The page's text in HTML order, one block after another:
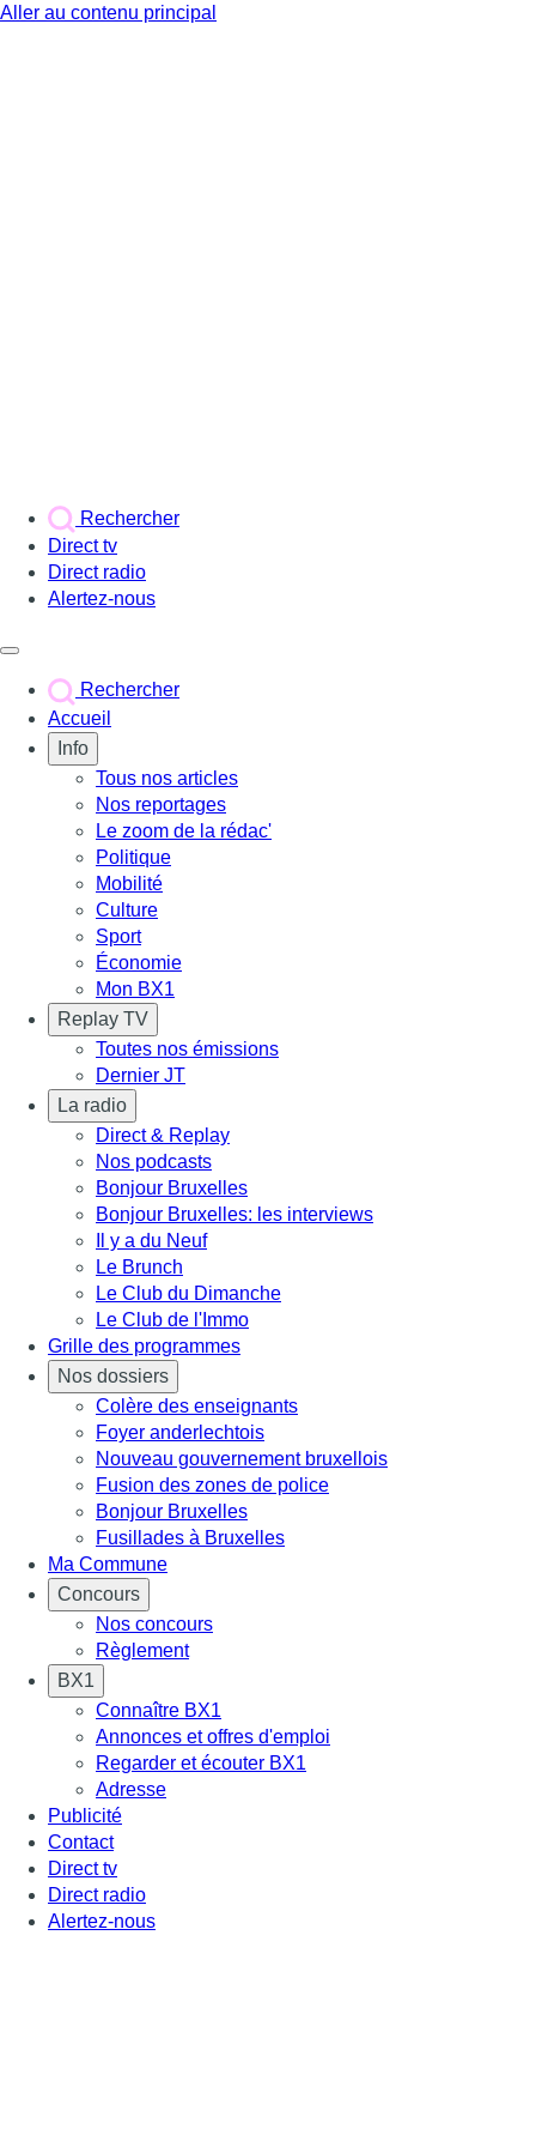
Aller au contenu principal
Rechercher
Direct tv
Direct radio
Alertez-nous
Rechercher
Accueil
Info
Tous nos articles
Nos reportages
Le zoom de la rédac'
Politique
Mobilité
Culture
Sport
Économie
Mon BX1
Replay TV
Toutes nos émissions
Dernier JT
La radio
Direct & Replay
Nos podcasts
Bonjour Bruxelles
Bonjour Bruxelles: les interviews
Il y a du Neuf
Le Brunch
Le Club du Dimanche
Le Club de l'Immo
Grille des programmes
Nos dossiers
Colère des enseignants
Foyer anderlechtois
Nouveau gouvernement bruxellois
Fusion des zones de police
Bonjour Bruxelles
Fusillades à Bruxelles
Ma Commune
Concours
Nos concours
Règlement
BX1
Connaître BX1
Annonces et offres d'emploi
Regarder et écouter BX1
Adresse
Publicité
Contact
Direct tv
Direct radio
Alertez-nous